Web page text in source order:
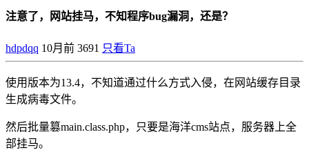
注意了，网站挂马，不知程序bug漏洞，还是？
hdpdqq 10月前 3691 只看Ta
使用版本为13.4，不知道通过什么方式入侵，在网站缓存目录
生成病毒文件。
然后批量篡main.class.php，只要是海洋cms站点，服务器上全
部挂马。